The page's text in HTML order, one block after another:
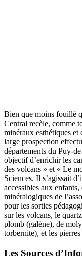
Bien que moins fouillé
Central recèle, comme
minéraux esthétiques et
large prospection
départements du Puy-
objectif d’enrichir les
des volcans » et « Le
Sciences. Il s’agissait
accessibles aux
minéralogiques de
pour les sorties
sur les volcans, le
plomb (galène), de
torbernite), et les
Les Sources